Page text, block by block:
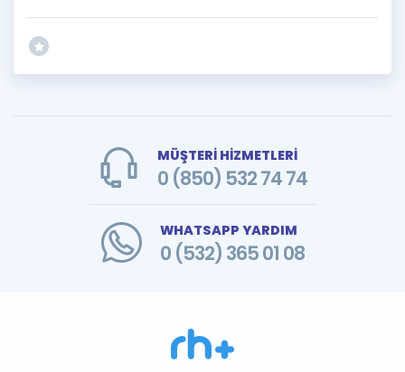
MÜŞTERİ HİZMETLERİ
0 (850) 532 74 74
WHATSAPP YARDIM
0 (532) 365 01 08